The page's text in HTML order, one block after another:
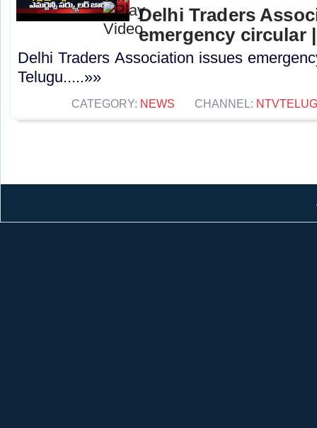
Delhi Traders
emergency circular
Delhi Traders Association issues
Telugu.....»»
CATEGORY: NEWS CHANNEL: